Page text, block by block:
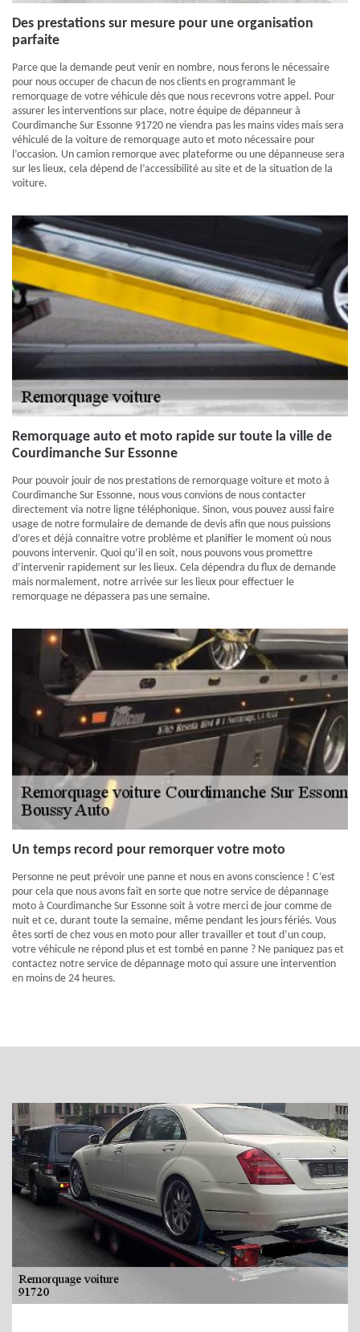
Des prestations sur mesure pour une organisation
parfaite
Parce que la demande peut venir en nombre, nous ferons le nécessaire
pour nous occuper de chacun de nos clients en programmant le
remorquage de votre véhicule dès que nous recevrons votre appel. Pour
assurer les interventions sur place, notre équipe de dépanneur à
Courdimanche Sur Essonne 91720 ne viendra pas les mains vides mais sera
véhiculé de la voiture de remorquage auto et moto nécessaire pour
l’occasion. Un camion remorque avec plateforme ou une dépanneuse sera
sur les lieux, cela dépend de l’accessibilité au site et de la situation de la
voiture.
Remorquage auto et moto rapide sur toute la ville de
Courdimanche Sur Essonne
Pour pouvoir jouir de nos prestations de remorquage voiture et moto à
Courdimanche Sur Essonne, nous vous convions de nous contacter
directement via notre ligne téléphonique. Sinon, vous pouvez aussi faire
usage de notre formulaire de demande de devis afin que nous puissions
d’ores et déjà connaitre votre problème et planifier le moment où nous
pouvons intervenir. Quoi qu’il en soit, nous pouvons vous promettre
d’intervenir rapidement sur les lieux. Cela dépendra du flux de demande
mais normalement, notre arrivée sur les lieux pour effectuer le
remorquage ne dépassera pas une semaine.
Un temps record pour remorquer votre moto
Personne ne peut prévoir une panne et nous en avons conscience ! C’est
pour cela que nous avons fait en sorte que notre service de dépannage
moto à Courdimanche Sur Essonne soit à votre merci de jour comme de
nuit et ce, durant toute la semaine, même pendant les jours fériés. Vous
êtes sorti de chez vous en moto pour aller travailler et tout d’un coup,
votre véhicule ne répond plus et est tombé en panne ? Ne paniquez pas et
contactez notre service de dépannage moto qui assure une intervention
en moins de 24 heures.